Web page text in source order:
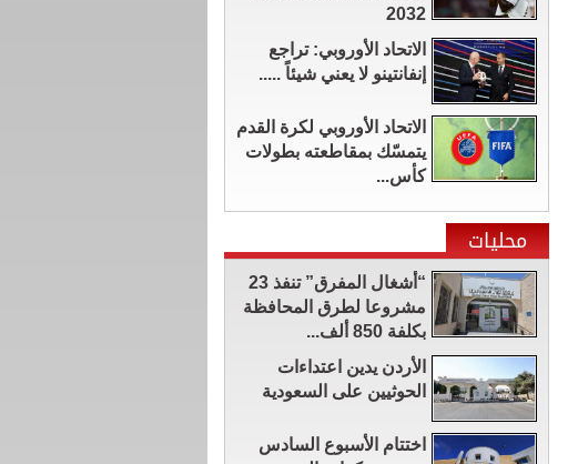
2032
الاتحاد الأوروبي: تراجع
إنفانتينو لا يعني شيئاً .....
الاتحاد الأوروبي لكرة القدم
يتمسّك بمقاطعته بطولات
كأس...
محليات
“أشغال المفرق” تنفذ 23
مشروعا لطرق المحافظة
بكلفة 850 ألف...
الأردن يدين اعتداءات
الحوثيين على السعودية
اختتام الأسبوع السادس